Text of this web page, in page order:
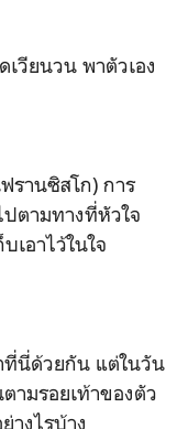
วียนวน พาตัวเอง
รานซิสโก) การ
ตามทางที่หัวใจ
เอาไว้ในใจ
ที่นี่ด้วยกัน แต่ในวัน
ามรอยเท้าของตัว
างไรบ้าง